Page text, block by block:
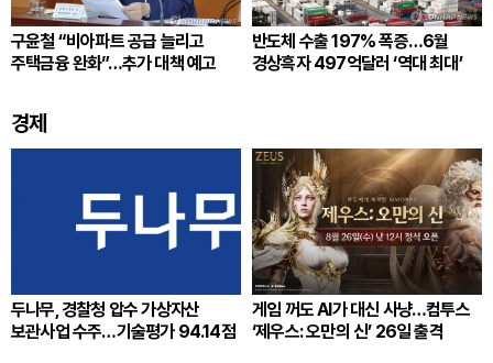
구윤철 “비아파트 공급 늘리고
주택금융 완화”…추가 대책 예고
반도체 수출 197% 폭증…6월
경상흑자 497억달러 ‘역대 최대’
경제
두나무, 경찰청 압수 가상자산
보관사업 수주…기술평가 94.14점
게임 꺼도 AI가 대신 사냥…컴투스
‘제우스: 오만의 신’ 26일 출격